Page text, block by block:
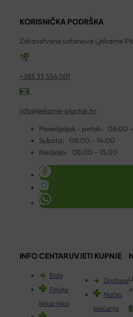
50ML
količina
KORISNIČKA PODRŠKA
Zdravstvena ustanova Ljekarne
+385 33 554 001
info@ljekarne-plantak.hr
Ponedjeljak - petak:
08:00
Subota:
08:00 – 14:00
Nedjelja:
08:00 – 13:00
INFO CENTAR
Blog
Pitajte
ljekarnika
UVJETI KUPNJE
Dostava
Načini
plaćanja